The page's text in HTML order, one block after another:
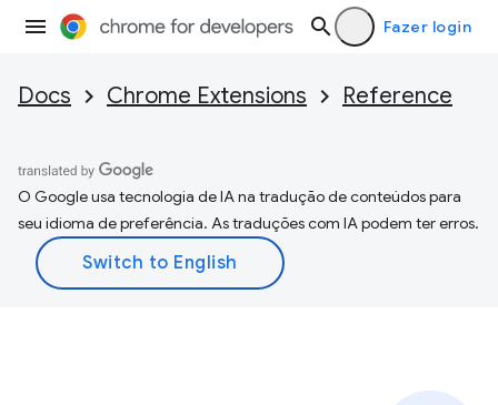
Fazer login
Docs Chrome Extensions Reference
O Google usa tecnologia de IA na tradução de conteúdos para
seu idioma de preferência. As traduções com IA podem ter erros.